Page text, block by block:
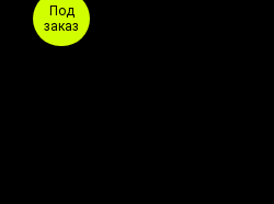
Под
заказ